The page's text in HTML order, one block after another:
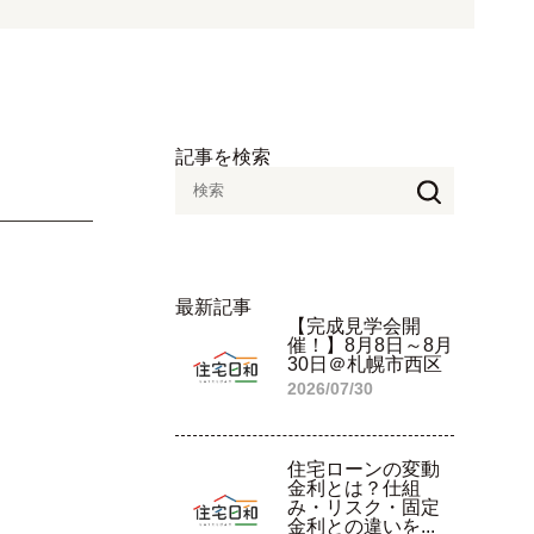
記事を検索
最新記事
【完成見学会開
催！】8月8日～8月
30日＠札幌市西区
2026/07/30
住宅ローンの変動
金利とは？仕組
み・リスク・固定
金利との違いを...